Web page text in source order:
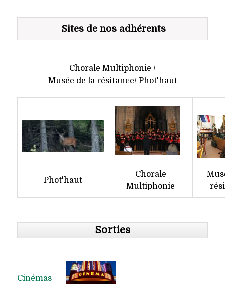
Sites de nos adhérents
Chorale Multiphonie /
Musée de la résitance/ Phot'haut
Phot'haut
Chorale
Multiphonie
Sorties
Cinémas